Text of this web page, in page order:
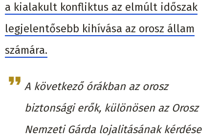
a kialakult konfliktus az elmúlt időszak
legjelentősebb kihívása az orosz állam
számára.
A következő órákban az orosz
biztonsági erők, különösen az Orosz
Nemzeti Gárda lojalitásának kérdése